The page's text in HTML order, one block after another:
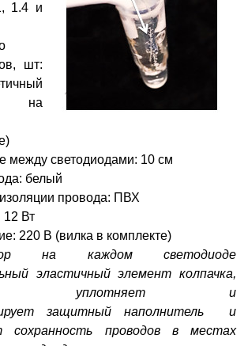
1.4 и
шт:
на
между светодиодами: 10 см
белый
провода: ПВХ
12 Вт
220 В (вилка в комплекте)
на каждом светодиоде
эластичныйэлемент колпачка,
уплотняет и
защитный наполнитель и
сохранность проводов в местах